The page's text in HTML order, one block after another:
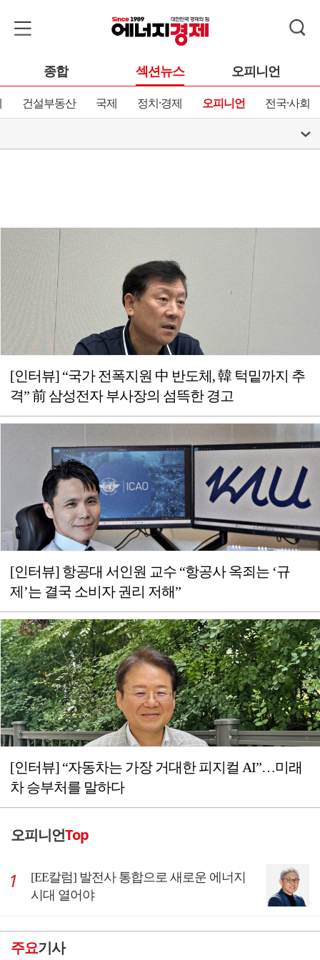
종합 섹션뉴스 오피니언
건설부동산 국제 정치·경제 오피니언 전국·사회
[인터뷰] “국가 전폭지원 中 반도체, 韓 턱밑까지 추
격” 前 삼성전자 부사장의 섬뜩한 경고
[인터뷰] 항공대 서인원 교수 “항공사 옥죄는 ‘규
제’는 결국 소비자 권리 저해”
[인터뷰] “자동차는 가장 거대한 피지컬 AI”…미래
차 승부처를 말하다
오피니언Top
[EE칼럼] 발전사 통합으로 새로운 에너지
시대 열어야
주요기사